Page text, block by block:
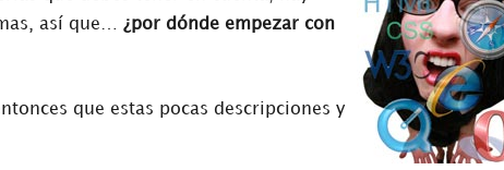
así que… ¿por dónde empezar con
que estas pocas descripciones y